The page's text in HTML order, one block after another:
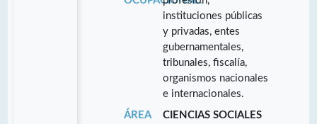
instituciones públicas
y privadas, entes
gubernamentales,
tribunales, fiscalía,
organismos nacionales
e internacionales.
ÁREA
CIENCIAS SOCIALES